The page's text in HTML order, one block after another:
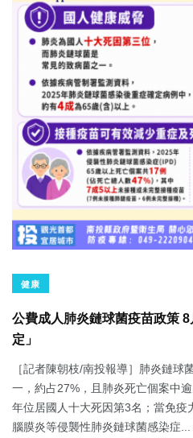
健康
公費成人肺炎鏈球菌疫苗政策
定」
［記者陳朝枝/南投報導］肺炎鏈球
一，約占27%，且肺炎死亡個案中
年位居國人十大死因第3名；當免疫
腦膜炎等侵襲性肺炎鏈球菌感染症...